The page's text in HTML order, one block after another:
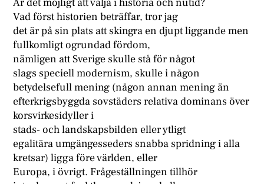
Är det möjligt att välja i historia och nutid?
Vad först historien beträffar, tror jag
det är på sin plats att skingra en djupt liggande men
fullkomligt ogrundad fördom,
nämligen att Sverige skulle stå för något
slags speciell modernism, skulle i någon
betydelsefull mening (någon annan mening än
efterkrigsbyggda sovstäders relativa dominans över
korsvirkesidyller i
stads- och landskapsbilden eller ytligt
egalitära umgängesseders snabba spridning i alla
kretsar) ligga före världen, eller
Europa, i övrigt. Frågeställningen tillhör